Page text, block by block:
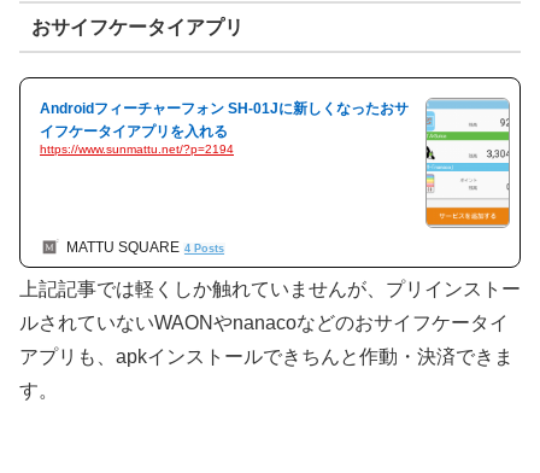
おサイフケータイアプリ
Androidフィーチャーフォン SH-01Jに新しくなったおサ
イフケータイアプリを入れる
https://www.sunmattu.net/?p=2194
MATTU SQUARE 4 Posts
上記記事では軽くしか触れていませんが、プリインストー
ルされていないWAONやnanacoなどのおサイフケータイ
アプリも、apkインストールできちんと作動・決済できま
す。